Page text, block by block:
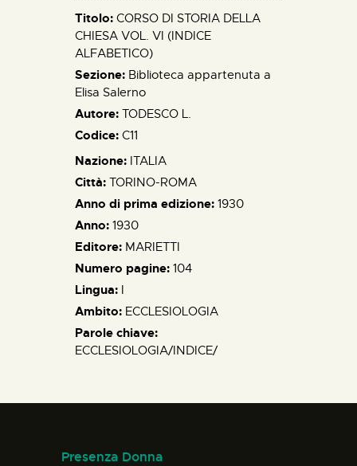
ELISA SALERNO
CONTATTI
Titolo: CORSO DI STORIA DELLA
CHIESA VOL. VI (INDICE
ALFABETICO)
Sezione: Biblioteca appartenuta a
Elisa Salerno
Autore: TODESCO L.
Codice: C11
Nazione: ITALIA
Città: TORINO-ROMA
Anno di prima edizione: 1930
Anno: 1930
Editore: MARIETTI
Numero pagine: 104
Lingua: I
Ambito: ECCLESIOLOGIA
Parole chiave:
ECCLESIOLOGIA/INDICE/
Presenza Donna